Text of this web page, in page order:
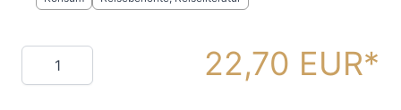
Menge 22,70 EUR